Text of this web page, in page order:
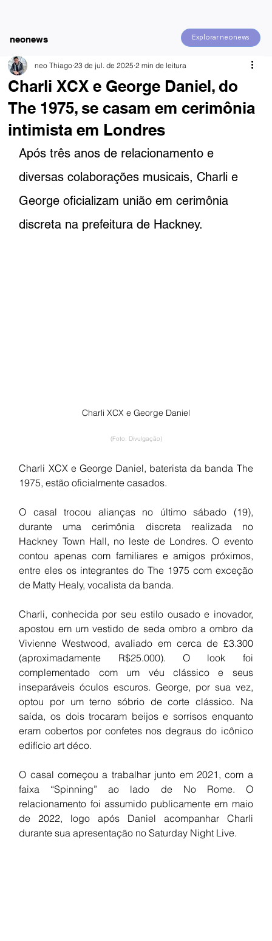
Explorar neonews
neonews
Charli XCX e George Daniel, do
The 1975, se casam em cerimônia
intimista em Londres
neo Thiago 23 de jul. de 2025 2 min de leitura
Após três anos de relacionamento e
diversas colaborações musicais, Charli e
George oficializam união em cerimônia
discreta na prefeitura de Hackney.
Charli XCX e George Daniel
(Foto: Divulgação)
Charli XCX e George Daniel, baterista da banda The
1975, estão oficialmente casados.
O casal trocou alianças no último sábado (19),
durante uma cerimônia discreta realizada no
Hackney Town Hall, no leste de Londres. O evento
contou apenas com familiares e amigos próximos,
entre eles os integrantes do The 1975 com exceção
de Matty Healy, vocalista da banda.
Charli, conhecida por seu estilo ousado e inovador,
apostou em um vestido de seda ombro a ombro da
Vivienne Westwood, avaliado em cerca de £3.300
(aproximadamente R$25.000). O look foi
complementado com um véu clássico e seus
inseparáveis óculos escuros. George, por sua vez,
optou por um terno sóbrio de corte clássico. Na
saída, os dois trocaram beijos e sorrisos enquanto
eram cobertos por confetes nos degraus do icônico
edifício art déco.
O casal começou a trabalhar junto em 2021, com a
faixa “Spinning” ao lado de No Rome. O
relacionamento foi assumido publicamente em maio
de 2022, logo após Daniel acompanhar Charli
durante sua apresentação no Saturday Night Live.